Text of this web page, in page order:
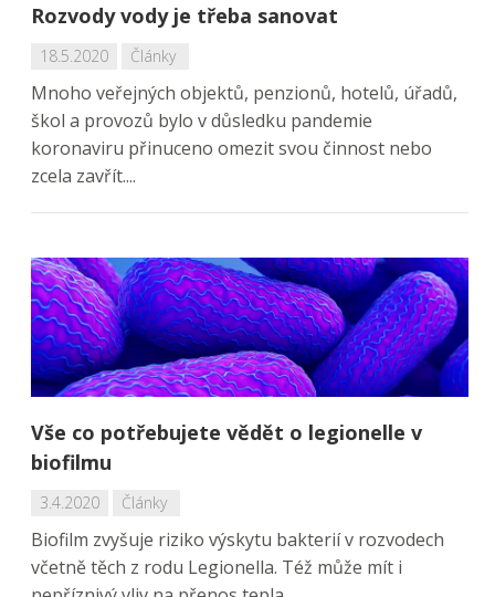
Rozvody vody je třeba sanovat
18.5.2020 Články
Mnoho veřejných objektů, penzionů, hotelů, úřadů,
škol a provozů bylo v důsledku pandemie
koronaviru přinuceno omezit svou činnost nebo
zcela zavřít....
Vše co potřebujete vědět o legionelle v
biofilmu
3.4.2020 Články
Biofilm zvyšuje riziko výskytu bakterií v rozvodech
včetně těch z rodu Legionella. Též může mít i